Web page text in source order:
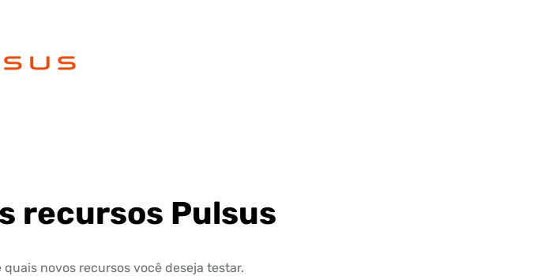
recursos Pulsus
novos recursos você deseja testar.